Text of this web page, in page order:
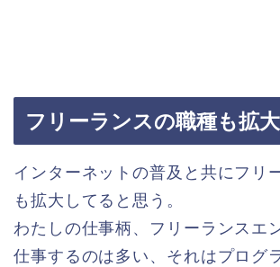
フリーランスの職種も拡
インターネットの普及と共にフリ
も拡大してると思う。
わたしの仕事柄、フリーランスエ
仕事するのは多い、それはプログ